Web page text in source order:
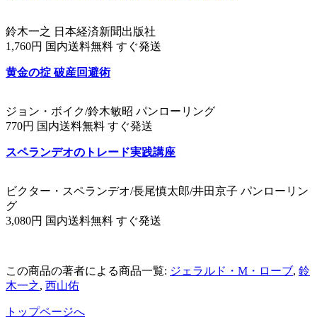
鈴木一之 日本経済新聞出版社
1,760円 国内送料無料 すぐ発送
黄金の掟 破産回避術
ジョン・ボイク/鈴木敏昭 パンローリング
770円 国内送料無料 すぐ発送
スペランデオのトレード実践講座
ビクター・スペランデオ/長尾慎太郎/井田京子 パンローリン
グ
3,080円 国内送料無料 すぐ発送
この商品の著者による商品一覧: ジェラルド・M・ローブ, 鈴
木一之, 西山佑
トップページへ